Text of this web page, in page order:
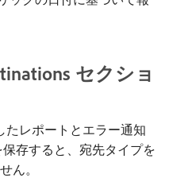
セクショ
たレポートとエラー通知
存すると、宛先タイプを
ん。